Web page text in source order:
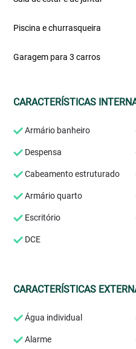
Piscina e churrasqueira
Garagem para 3 carros
CARACTERÍSTICAS
Armário banheiro
Despensa
Cabeamento estruturado
Armário quarto
Escritório
DCE
CARACTERÍSTICAS
Água individual
Alarme